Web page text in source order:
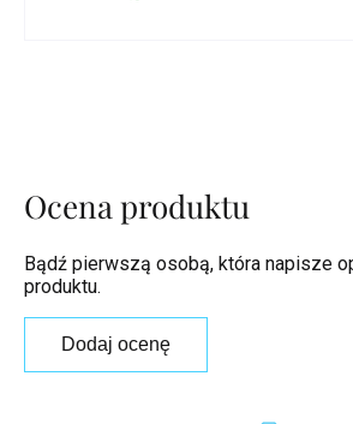
Ocena produktu
Bądź pierwszą osobą, która napisze
produktu.
Dodaj ocenę